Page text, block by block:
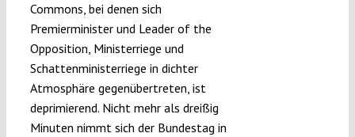
Commons, bei denen sich
Premierminister und Leader of the
Opposition, Ministerriege und
Schattenministerriege in dichter
Atmosphäre gegenübertreten, ist
deprimierend. Nicht mehr als dreißig
Minuten nimmt sich der Bundestag in